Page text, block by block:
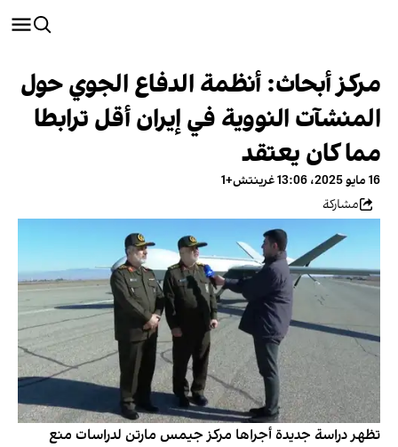
مركز أبحاث: أنظمة الدفاع الجوي حول
المنشآت النووية في إيران أقل ترابطا
مما كان يعتقد
16 مايو 2025، 13:06 غرينتش+1
مشاركة
تظهر دراسة جديدة أجراها مركز جيمس مارتن لدراسات منع